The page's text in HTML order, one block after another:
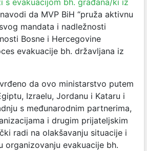
da MVP BiH “pruža aktivnu
mandata i nadležnosti
Bosne i Hercegovine
evakuacije bh. državljana iz
da ovo ministarstvo putem
Izraelu, Jordanu i Kataru i
s međunarodnim partnerima,
i drugim prijateljskim
radi na olakšavanju situacije i
organizovanju evakuacije bh.